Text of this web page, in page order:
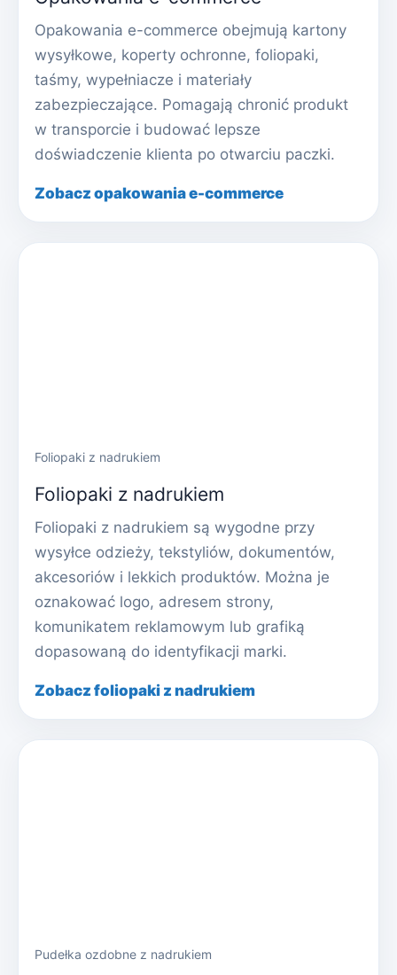
Opakowania e-commerce obejmują kartony
wysyłkowe, koperty ochronne, foliopaki,
taśmy, wypełniacze i materiały
zabezpieczające. Pomagają chronić produkt
w transporcie i budować lepsze
doświadczenie klienta po otwarciu paczki.
Zobacz opakowania e-commerce
Foliopaki z nadrukiem
Foliopaki z nadrukiem
Foliopaki z nadrukiem są wygodne przy
wysyłce odzieży, tekstyliów, dokumentów,
akcesoriów i lekkich produktów. Można je
oznakować logo, adresem strony,
komunikatem reklamowym lub grafiką
dopasowaną do identyfikacji marki.
Zobacz foliopaki z nadrukiem
Pudełka ozdobne z nadrukiem